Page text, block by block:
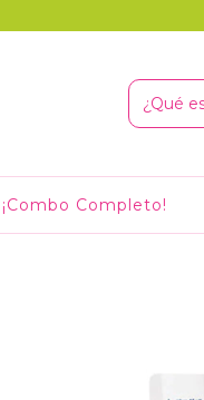
¡Combo Completo!